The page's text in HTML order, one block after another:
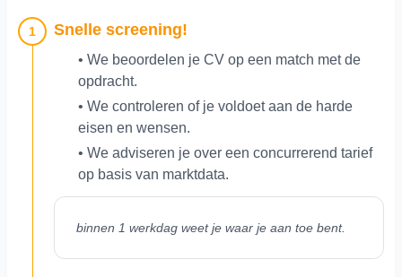
1 Snelle screening!
• We beoordelen je CV op een match met de
opdracht.
• We controleren of je voldoet aan de harde
eisen en wensen.
• We adviseren je over een concurrerend tarief
op basis van marktdata.
binnen 1 werkdag weet je waar je aan toe bent.